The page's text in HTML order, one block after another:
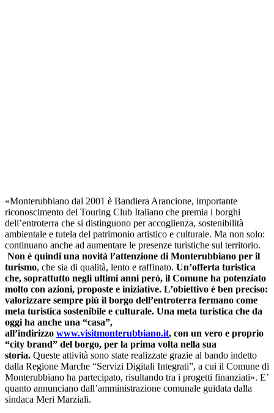
«Monterubbiano dal 2001 è Bandiera Arancione, importante
riconoscimento del Touring Club Italiano che premia i borghi
dell’entroterra che si distinguono per accoglienza, sostenibilità
ambientale e tutela del patrimonio artistico e culturale. Ma non solo:
continuano anche ad aumentare le presenze turistiche sul territorio.
Non è quindi una novità l’attenzione di Monterubbiano per il
turismo, che sia di qualità, lento e raffinato. Un’offerta turistica
che, soprattutto negli ultimi anni però, il Comune ha potenziato
molto con azioni, proposte e iniziative. L’obiettivo è ben preciso:
valorizzare sempre più il borgo dell’entroterra fermano come
meta turistica sostenibile e culturale. Una meta turistica che da
oggi ha anche una “casa”,
all’indirizzo www.visitmonterubbiano.it, con un vero e proprio
“city brand” del borgo, per la prima volta nella sua
storia. Queste attività sono state realizzate grazie al bando indetto
dalla Regione Marche “Servizi Digitali Integrati”, a cui il Comune di
Monterubbiano ha partecipato, risultando tra i progetti finanziati». E’
quanto annunciano dall’amministrazione comunale guidata dalla
sindaca Meri Marziali.